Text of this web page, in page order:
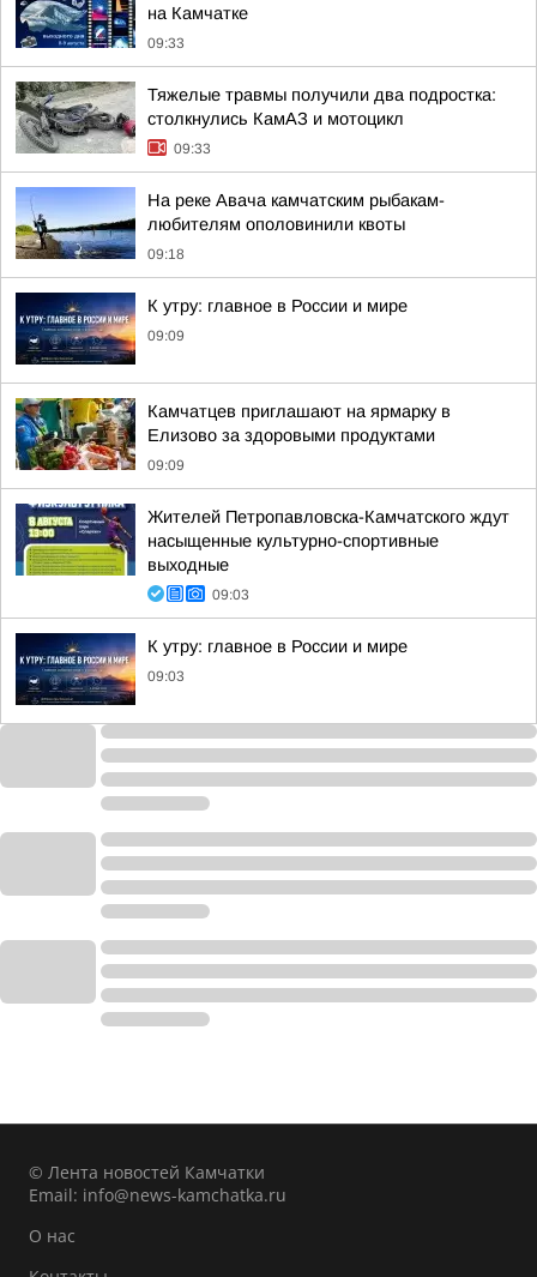
на Камчатке
09:33
Тяжелые травмы получили два подростка:
столкнулись КамАЗ и мотоцикл
09:33
На реке Авача камчатским рыбакам-
любителям ополовинили квоты
09:18
К утру: главное в России и мире
09:09
Камчатцев приглашают на ярмарку в
Елизово за здоровыми продуктами
09:09
Жителей Петропавловска-Камчатского ждут
насыщенные культурно-спортивные
выходные
09:03
К утру: главное в России и мире
09:03
© Лента новостей Камчатки
Email: info@news-kamchatka.ru
О нас